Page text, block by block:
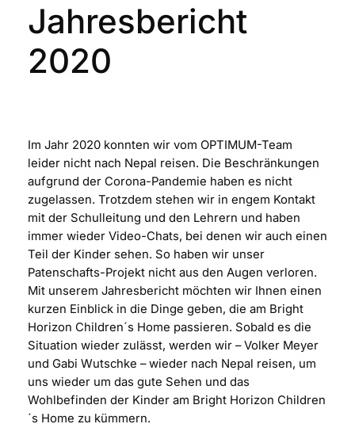
Jahresbericht
2020
Im Jahr 2020 konnten wir vom OPTIMUM-Team
leider nicht nach Nepal reisen. Die Beschränkungen
aufgrund der Corona-Pandemie haben es nicht
zugelassen. Trotzdem stehen wir in engem Kontakt
mit der Schulleitung und den Lehrern und haben
immer wieder Video-Chats, bei denen wir auch einen
Teil der Kinder sehen. So haben wir unser
Patenschafts-Projekt nicht aus den Augen verloren.
Mit unserem Jahresbericht möchten wir Ihnen einen
kurzen Einblick in die Dinge geben, die am Bright
Horizon Children´s Home passieren. Sobald es die
Situation wieder zulässt, werden wir – Volker Meyer
und Gabi Wutschke – wieder nach Nepal reisen, um
uns wieder um das gute Sehen und das
Wohlbefinden der Kinder am Bright Horizon Children
´s Home zu kümmern.